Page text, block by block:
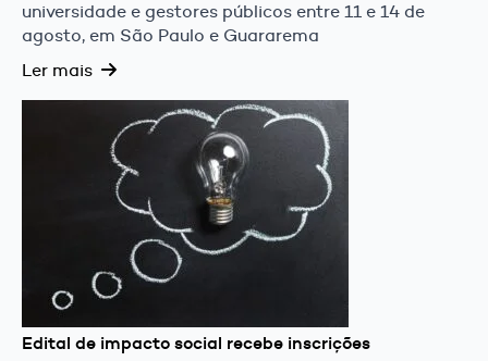
universidade e gestores públicos entre 11 e 14 de
agosto, em São Paulo e Guararema
Ler mais
Edital de impacto social recebe inscrições